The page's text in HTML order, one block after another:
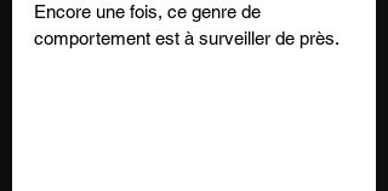
Encore une fois, ce genre de
comportement est à surveiller de près.